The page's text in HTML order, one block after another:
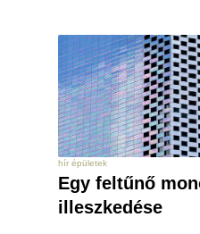
hír épületek
Egy feltűnő
illeszkedése